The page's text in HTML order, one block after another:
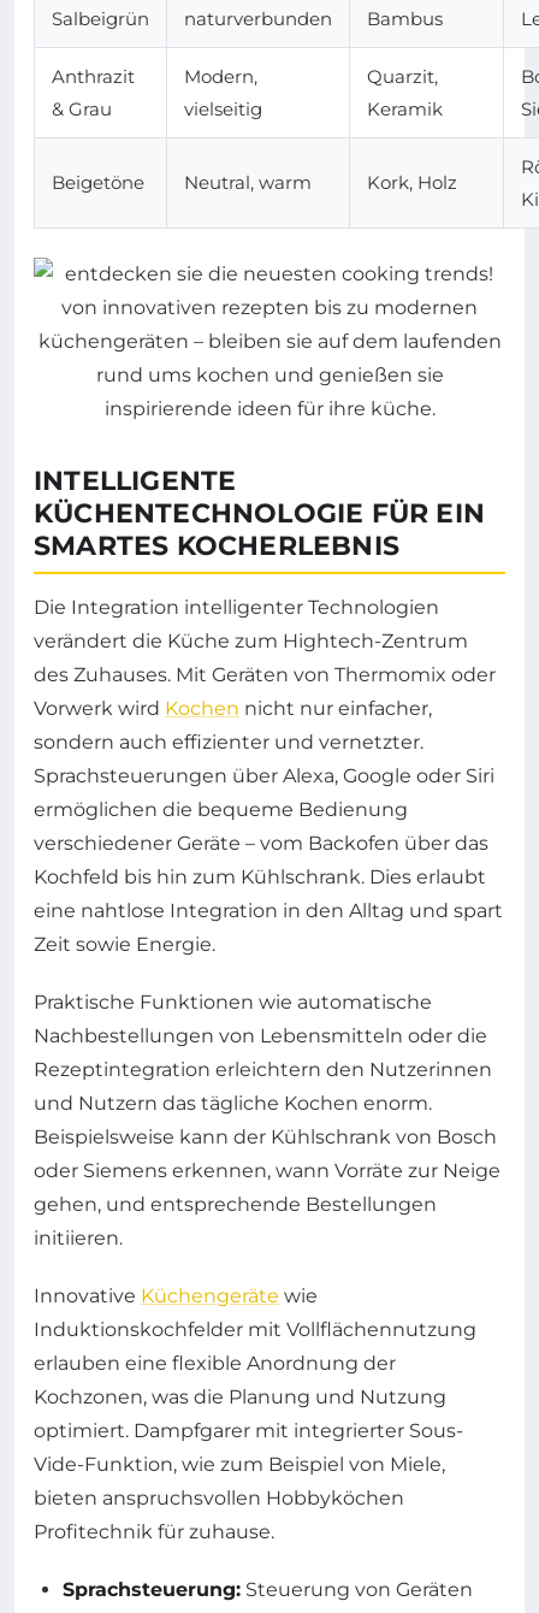
Salbeigrün naturverbunden Bambus
Anthrazit
& Grau
Modern,
vielseitig
Quarzit,
Keramik
Beigetöne Neutral, warm Kork, Holz
INTELLIGENTE
KÜCHENTECHNOLOGIE FÜR EIN
SMARTES KOCHERLEBNIS
Die Integration intelligenter Technologien
verändert die Küche zum Hightech-Zentrum
des Zuhauses. Mit Geräten von Thermomix oder
Vorwerk wird Kochen nicht nur einfacher,
sondern auch effizienter und vernetzter.
Sprachsteuerungen über Alexa, Google oder Siri
ermöglichen die bequeme Bedienung
verschiedener Geräte – vom Backofen über das
Kochfeld bis hin zum Kühlschrank. Dies erlaubt
eine nahtlose Integration in den Alltag und spart
Zeit sowie Energie.
Praktische Funktionen wie automatische
Nachbestellungen von Lebensmitteln oder die
Rezeptintegration erleichtern den Nutzerinnen
und Nutzern das tägliche Kochen enorm.
Beispielsweise kann der Kühlschrank von Bosch
oder Siemens erkennen, wann Vorräte zur Neige
gehen, und entsprechende Bestellungen
initiieren.
Innovative Küchengeräte wie
Induktionskochfelder mit Vollflächennutzung
erlauben eine flexible Anordnung der
Kochzonen, was die Planung und Nutzung
optimiert. Dampfgarer mit integrierter Sous-
Vide-Funktion, wie zum Beispiel von Miele,
bieten anspruchsvollen Hobbyköchen
Profitechnik für zuhause.
Sprachsteuerung: Steuerung von Geräten